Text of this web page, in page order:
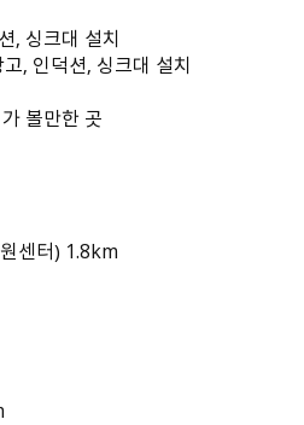
, 싱크대 설치
, 인덕션, 싱크대 설치
볼만한 곳
센터） 1.8km